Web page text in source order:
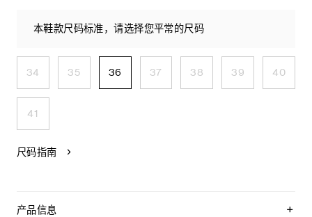
本鞋款尺码标准，请选择您平常的尺码
34 35 36 37 38 39 40
41
尺码指南
产品信息